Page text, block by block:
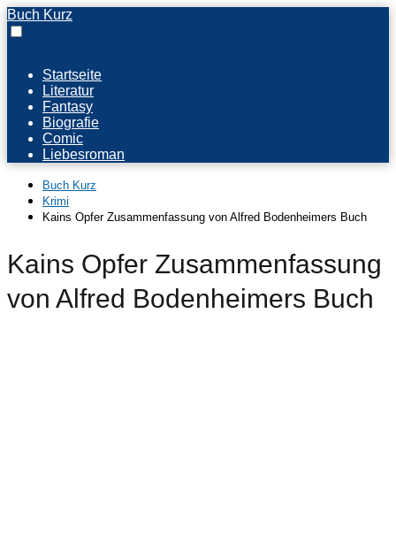
Buch Kurz
Startseite
Literatur
Fantasy
Biografie
Comic
Liebesroman
Buch Kurz
Krimi
Kains Opfer Zusammenfassung von Alfred Bodenheimers Buch
Kains Opfer Zusammenfassung
von Alfred Bodenheimers Buch